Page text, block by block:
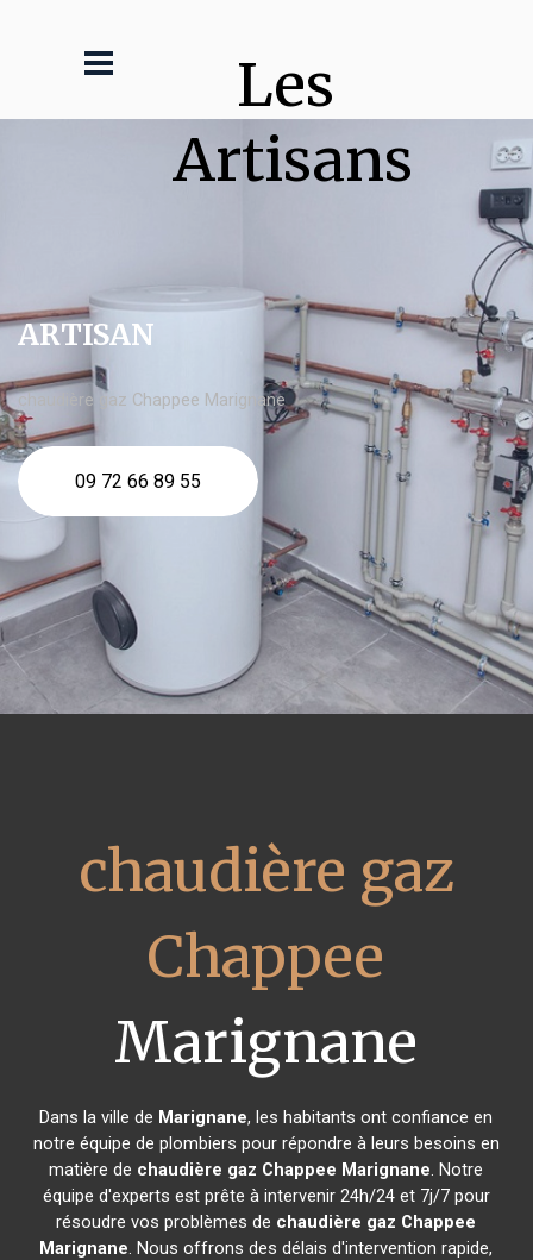
Les
Artisans
ARTISAN
chaudière gaz Chappee Marignane
09 72 66 89 55
chaudière gaz
Chappee
Marignane
Dans la ville de Marignane, les habitants ont confiance en
notre équipe de plombiers pour répondre à leurs besoins en
matière de chaudière gaz Chappee Marignane. Notre
équipe d'experts est prête à intervenir 24h/24 et 7j/7 pour
résoudre vos problèmes de chaudière gaz Chappee
Marignane. Nous offrons des délais d'intervention rapide,